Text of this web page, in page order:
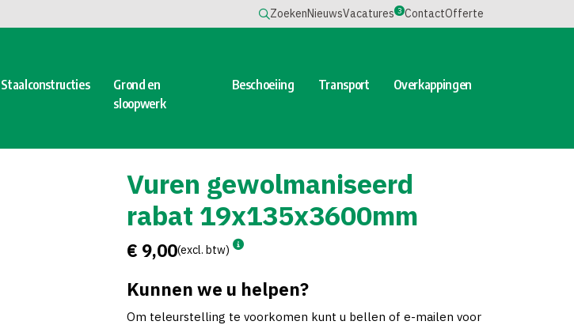
ZoekenNieuwsVacatures 3 ContactOfferte
Staalconstructies
Grond en
sloopwerk
Beschoeiing Transport Overkappingen
Vuren gewolmaniseerd
rabat 19x135x3600mm
€ 9,00(excl. btw)
Kunnen we u helpen?
Om teleurstelling te voorkomen kunt u bellen of e-mailen voor